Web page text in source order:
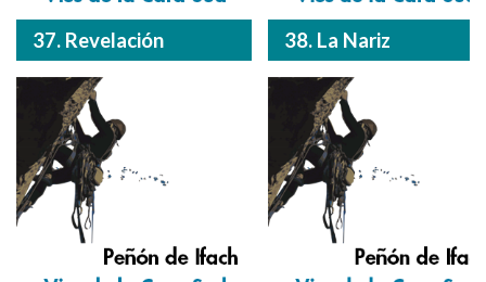
37. Revelación 38. La Nariz